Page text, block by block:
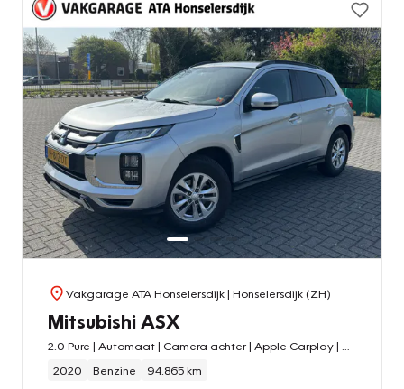
Vakgarage ATA Honselersdijk| Honselersdijk (ZH)
Mitsubishi ASX
2020
Benzine 94.865 km